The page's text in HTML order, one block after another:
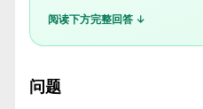
阅读下方完整回答 ↓
问题